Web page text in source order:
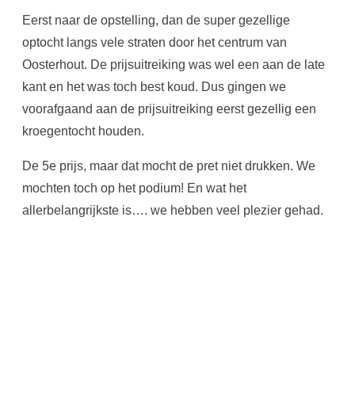
Eerst naar de opstelling, dan de super gezellige
optocht langs vele straten door het centrum van
Oosterhout. De prijsuitreiking was wel een aan de late
kant en het was toch best koud. Dus gingen we
voorafgaand aan de prijsuitreiking eerst gezellig een
kroegentocht houden.
De 5e prijs, maar dat mocht de pret niet drukken. We
mochten toch op het podium! En wat het
allerbelangrijkste is…. we hebben veel plezier gehad.